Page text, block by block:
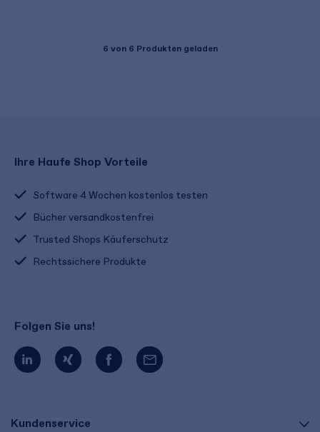
6 von 6 Produkten geladen
Kundenservice
Ihre Haufe Shop Vorteile
Software 4 Wochen kostenlos testen
Bücher versandkostenfrei
Trusted Shops Käuferschutz
Rechtssichere Produkte
Folgen Sie uns!